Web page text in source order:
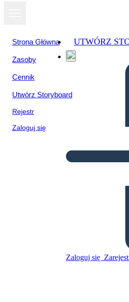
Strona Główna
Zasoby
Cennik
Utwórz Storyboard
Rejestr
Zaloguj się
UTWÓRZ
Zaloguj się
Skopiuj tę
ODTWARZANIE